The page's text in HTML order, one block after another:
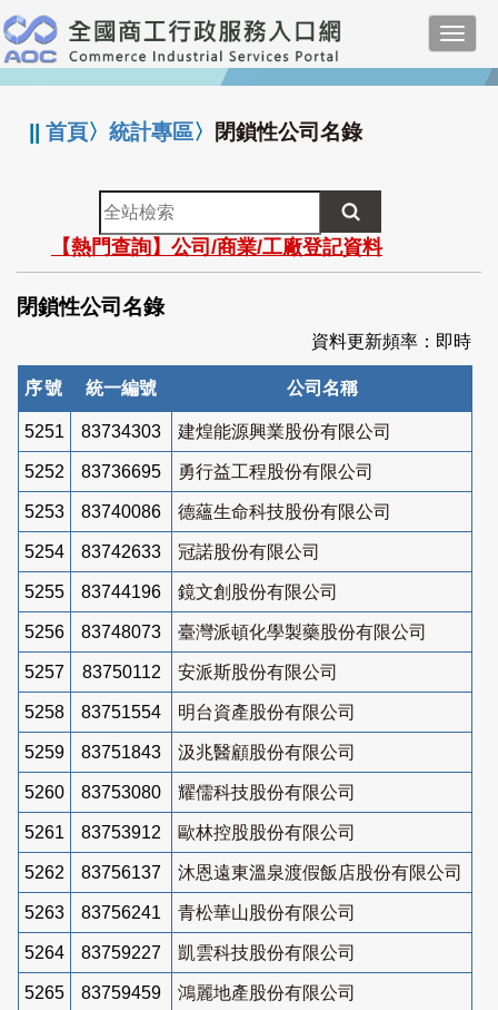
跳
到
主
要
:::
||首頁〉統計專區〉 閉鎖性公司名錄
全
站
檢
索
【熱門查詢】公司/商業/工廠登記資料
閉鎖性公司名錄
資料更新頻率：即時
序號 統一編號 公司名稱
5251 83734303 建煌能源興業股份有限公司
5252 83736695 勇行益工程股份有限公司
5253 83740086 德蘊生命科技股份有限公司
5254 83742633 冠諾股份有限公司
5255 83744196 鏡文創股份有限公司
5256 83748073 臺灣派頓化學製藥股份有限公司
5257 83750112 安派斯股份有限公司
5258 83751554 明台資產股份有限公司
5259 83751843 汲兆醫顧股份有限公司
5260 83753080 耀儒科技股份有限公司
5261 83753912 歐林控股股份有限公司
5262 83756137 沐恩遠東溫泉渡假飯店股份有限公司
5263 83756241 青松華山股份有限公司
5264 83759227 凱雲科技股份有限公司
5265 83759459 鴻麗地產股份有限公司